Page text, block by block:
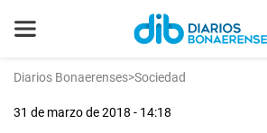
Diarios Bonaerenses>Sociedad
31 de marzo de 2018 - 14:18